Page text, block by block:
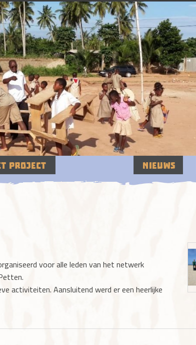
voor alle leden van het netwerk
activiteiten. Aansluitend werd er een heerlijke